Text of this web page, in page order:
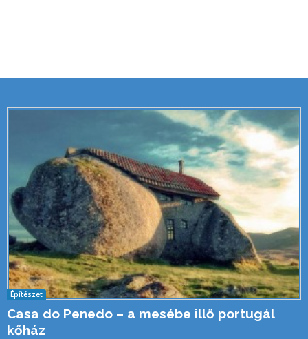
Építészet
Casa do Penedo – a mesébe illő portugál
kőház